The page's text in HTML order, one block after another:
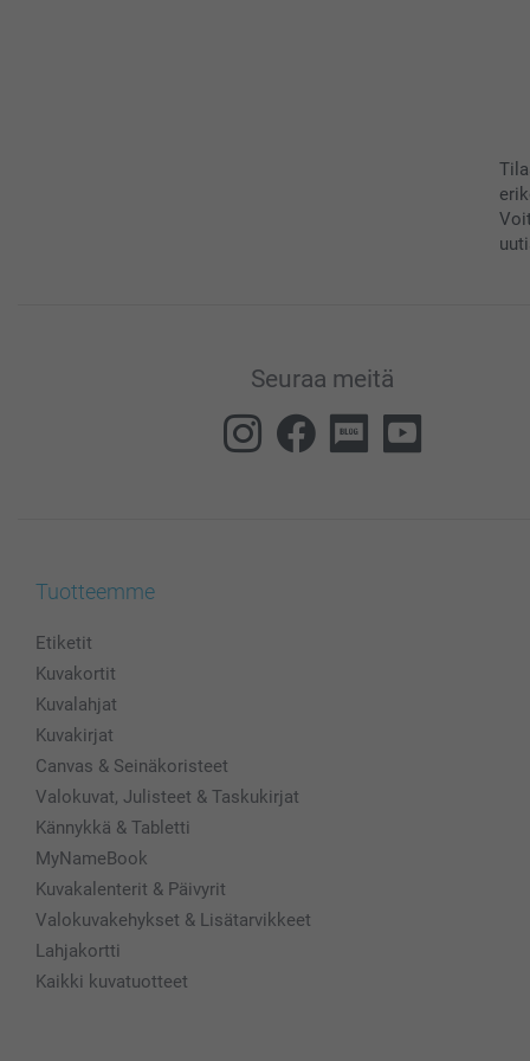
Seuraa meitä
Tuotteemme
Etiketit
Kuvakortit
Kuvalahjat
Kuvakirjat
Canvas & Seinäkoristeet
Valokuvat, Julisteet & Taskukirjat
Kännykkä & Tabletti
MyNameBook
Kuvakalenterit & Päivyrit
Valokuvakehykset & Lisätarvikkeet
Lahjakortti
Kaikki kuvatuotteet